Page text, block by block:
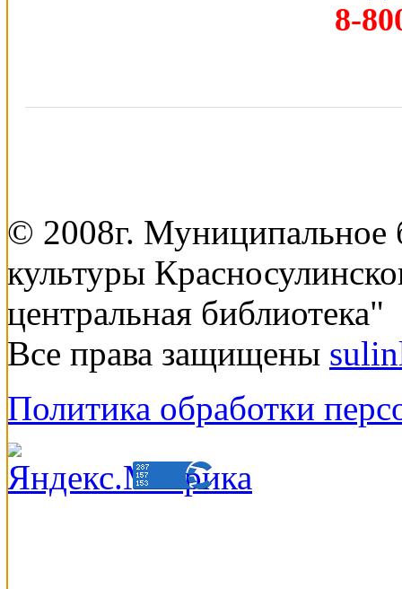
8-
© 2008г. Муниципальное
культуры
центральная библиотека"
Все права защищены
Политика обработки